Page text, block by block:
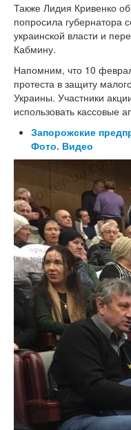
Также Лидия Кривенко
попросила губернатора
украинской власти и
Кабмину.
Напомним, что 10
протеста в защиту
Украины. Участники
использовать кассовые
Запорожские
Фото. Видео